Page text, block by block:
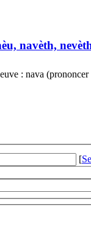
navèth,
: nava
[